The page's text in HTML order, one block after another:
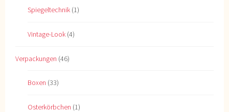
Spiegeltechnik (1)
Vintage-Look (4)
Verpackungen (46)
Boxen (33)
Osterkörbchen (1)